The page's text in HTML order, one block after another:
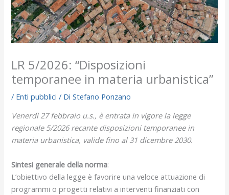
LR 5/2026: “Disposizioni
temporanee in materia urbanistica”
/ Enti pubblici / DiStefano Ponzano
Venerdì 27 febbraio u.s., è entrata in vigore la legge
regionale 5/2026 recante disposizioni temporanee in
materia urbanistica, valide fino al 31 dicembre 2030.
Sintesi generale della norma:
L’obiettivo della legge è favorire una veloce attuazione di
programmi o progetti relativi a interventi finanziati con